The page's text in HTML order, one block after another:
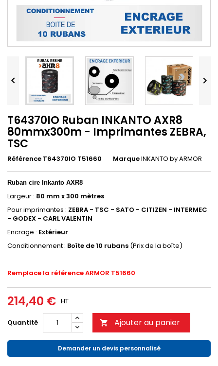
 
T64370IO Ruban INKANTO AXR8
80mmx300m - Imprimantes ZEBRA,
TSC
Référence T64370IO T51660 MarqueINKANTO by ARMOR
Ruban cire Inkanto AXR8
Largeur : 80 mm x 300 mètres
Pour imprimantes : ZEBRA - TSC - SATO - CITIZEN - INTERMEC
- GODEX - CARL VALENTIN
Encrage : Extérieur
Conditionnement : Boîte de 10 rubans (Prix de la boîte)
Remplace la référence ARMOR T51660
214,40 € HT
Quantité  Ajouter au panier
Demander un devis personnalisé